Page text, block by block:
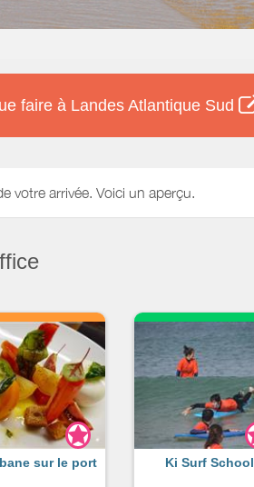
faire à Landes Atlantique Sud
votre arrivée. Voici un aperçu.
sur le port Ki Surf School